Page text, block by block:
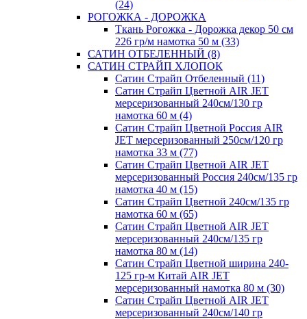
(24)
РОГОЖКА - ДОРОЖКА
Ткань Рогожка - Дорожка декор 50 см
226 гр/м намотка 50 м (33)
САТИН ОТБЕЛЕННЫЙ (8)
САТИН СТРАЙП ХЛОПОК
Сатин Страйп Отбеленный (11)
Сатин Страйп Цветной AIR JET
мерсеризованный 240см/130 гр
намотка 60 м (4)
Сатин Страйп Цветной Россия AIR
JET мерсеризованный 250см/120 гр
намотка 33 м (77)
Сатин Страйп Цветной AIR JET
мерсеризованный Россия 240см/135 гр
намотка 40 м (15)
Сатин Страйп Цветной 240см/135 гр
намотка 60 м (65)
Сатин Страйп Цветной AIR JET
мерсеризованный 240см/135 гр
намотка 80 м (14)
Сатин Страйп Цветной ширина 240-
125 гр-м Китай AIR JET
мерсеризованный намотка 80 м (30)
Сатин Страйп Цветной AIR JET
мерсеризованный 240см/140 гр